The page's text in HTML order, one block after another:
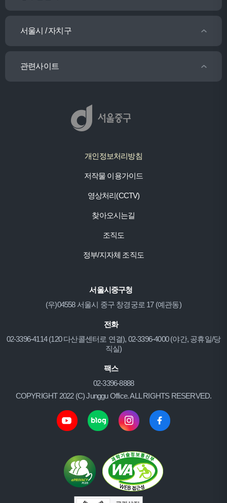
서울시 / 자치구
관련사이트
개인정보처리방침
저작물 이용가이드
영상처리(CCTV)
찾아오시는길
조직도
정부/지자체 조직도
서울시중구청
(우)04558 서울시 중구 창경궁로 17 (예관동)
전화
02-3396-4114 (120 다산콜센터로 연결), 02-3396-4000 (야간, 공휴일/당
직실)
팩스
02-3396-8888
COPYRIGHT 2022 (C) Junggu Office. ALL RIGHTS RESERVED.